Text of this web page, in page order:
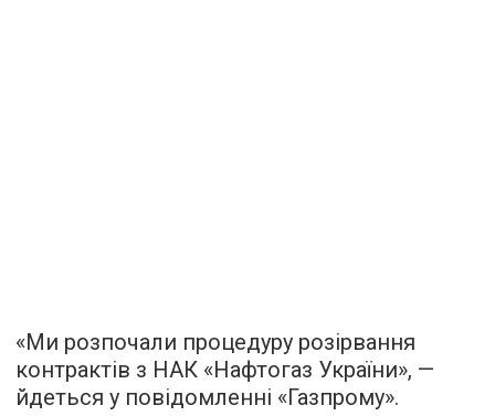
«Ми розпочали процедуру розірвання
контрактів з НАК «Нафтогаз України», —
йдеться у повідомленні «Газпрому».